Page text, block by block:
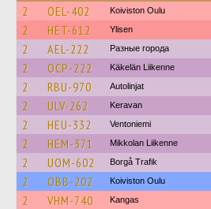
2 OEL-402 Koiviston Oulu
2 HET-612 Ylisen
2 AEL-222 Разные города
2 OCP-222 Käkelän Liikenne
2 RBU-970 Autolinjat
2 ULV-262 Keravan
2 HEU-332 Ventoniemi
2 HEM-371 Mikkolan Liikenne
2 UOM-602 Borgå Trafik
2 OBB-202 Koiviston Oulu
2 VHM-740 Kangas